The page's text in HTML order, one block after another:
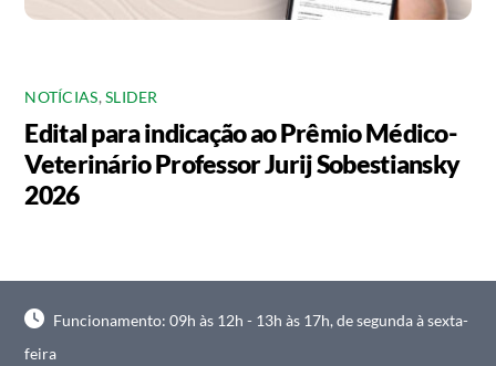
NOTÍCIAS,SLIDER
Edital para indicação ao Prêmio Médico-
Veterinário Professor Jurij Sobestiansky
2026
Funcionamento: 09h às 12h - 13h às 17h, de segunda à sexta-
feira